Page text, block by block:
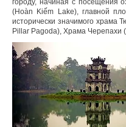
городу, начиная с посещения
(Hoàn Kiếm Lake), главной
исторически значимого храма
Pillar Pagoda), Храма Черепахи